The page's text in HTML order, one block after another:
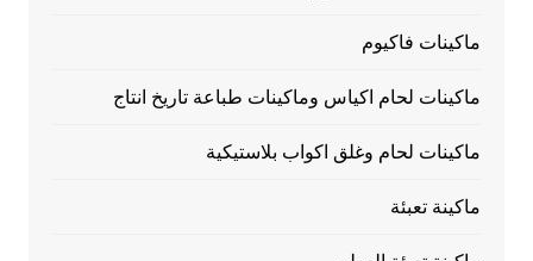
ماكينات فاكيوم
ماكينات لحام اكياس وماكينات طباعة تاريخ انتاج
ماكينات لحام وغلق اكواب بلاستيكية
ماكينة تعبئة